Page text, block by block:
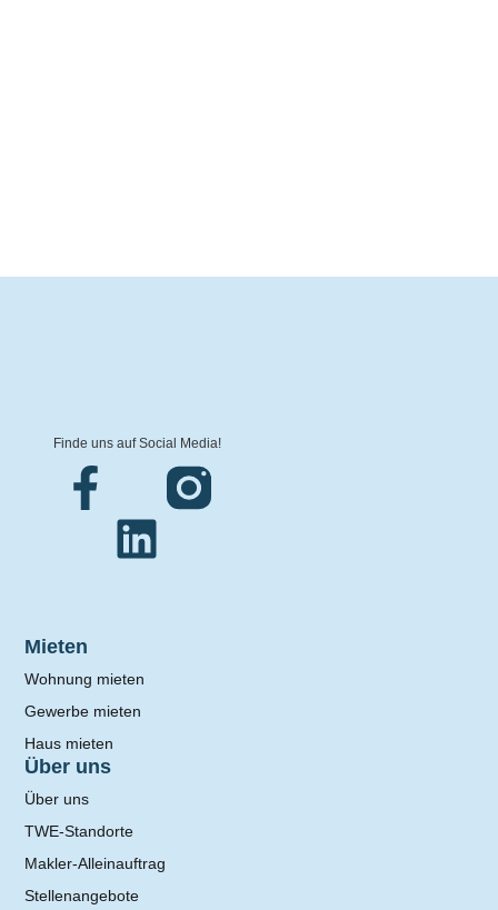
Mieten
Wohnung mieten
Gewerbe mieten
Haus mieten
Über uns
Über uns
TWE-Standorte
Makler-Alleinauftrag
Stellenangebote
Finde uns auf Social Media!